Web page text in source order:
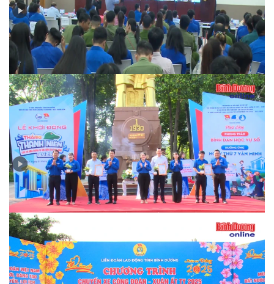
Thanh niên Bình Dương gửi gắm nhiều ý kiến tâm huyết
về chuyển đổi số
Phát động Tháng thanh niên năm 2025